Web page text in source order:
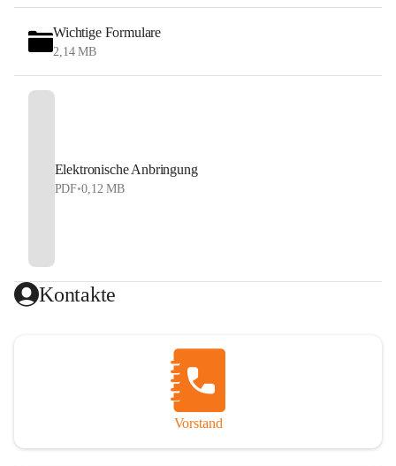
Wichtige Formulare
2,14 MB
Elektronische Anbringung
PDF•0,12 MB
Kontakte
Vorstand